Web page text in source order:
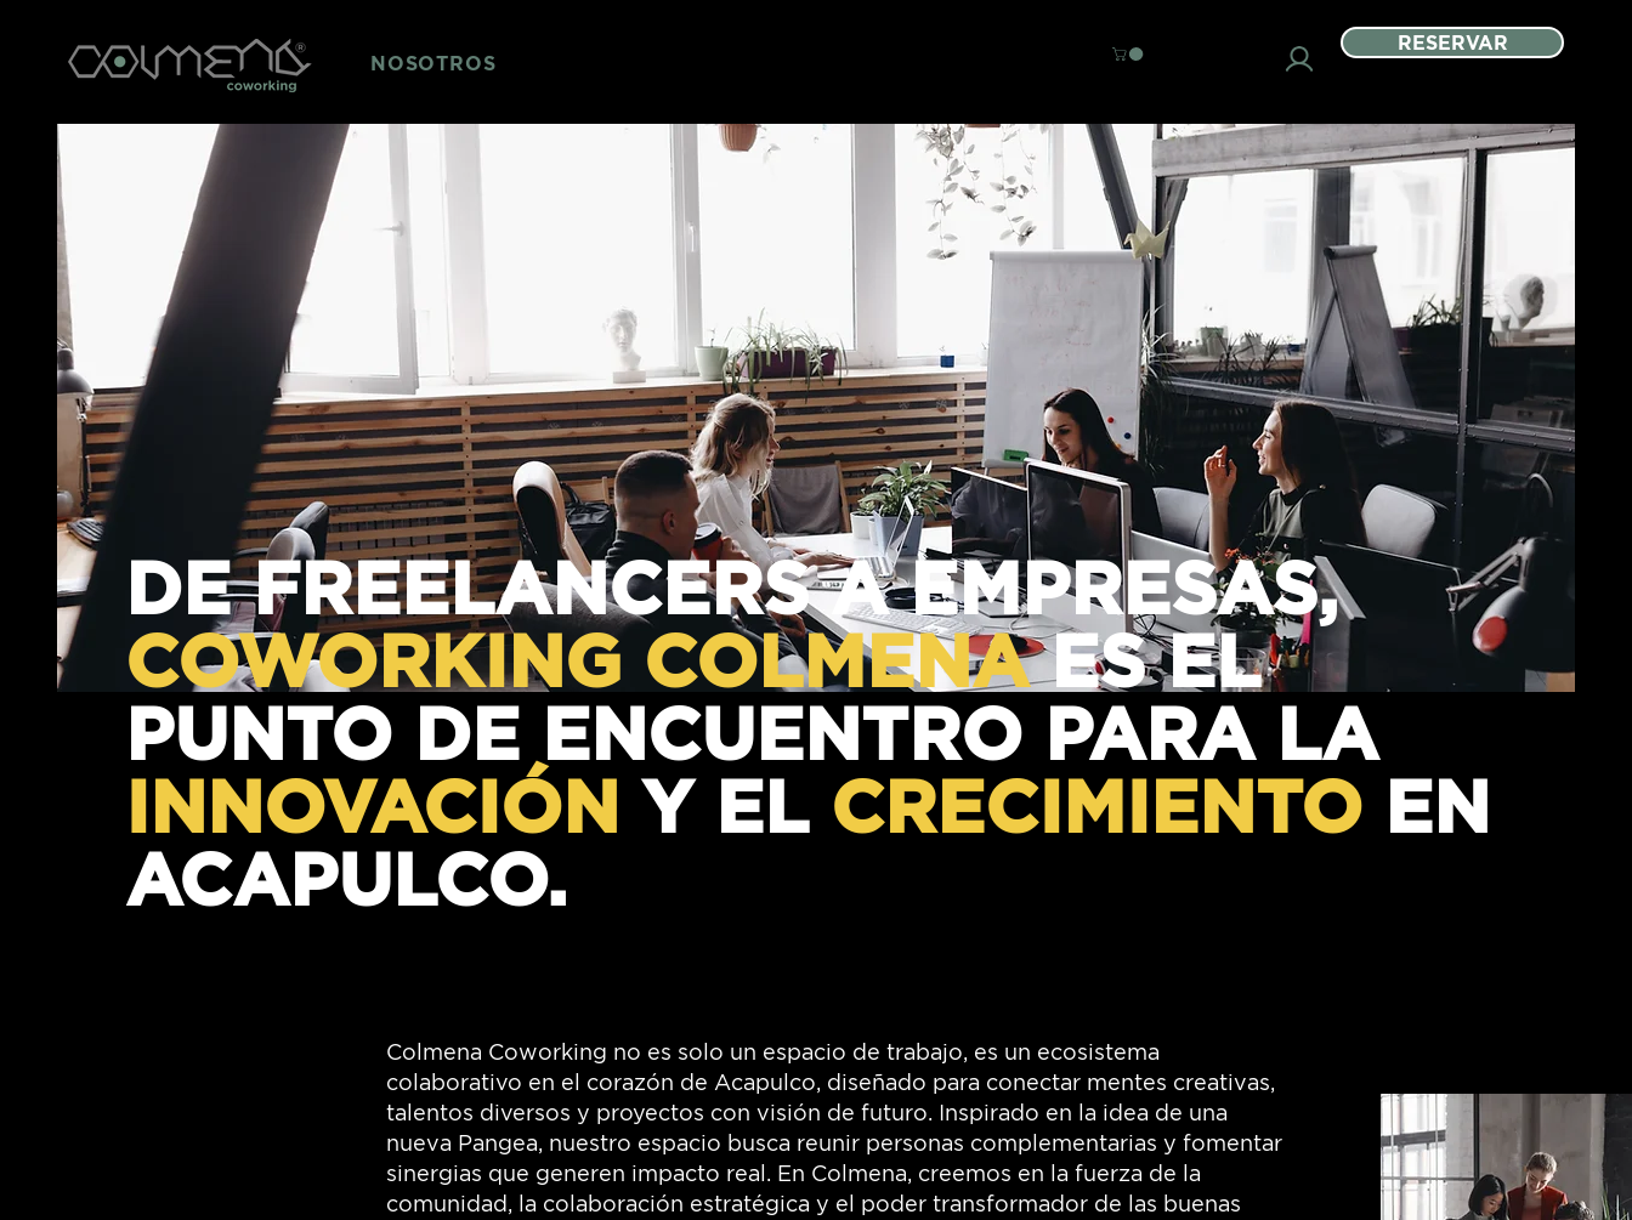
NOSOTROS
RESERVAR
DE FREELANCERS A EMPRESAS,
COWORKING COLMENAES EL
PUNTO DE ENCUENTRO PARA LA
INNOVACIÓN Y EL CRECIMIENTO EN
ACAPULCO.
Colmena Coworking no es solo un espacio de trabajo, es un ecosistema
colaborativo en el corazón de Acapulco, diseñado para conectar mentes creativas,
talentos diversos y proyectos con visión de futuro. Inspirado en la idea de una
nueva Pangea, nuestro espacio busca reunir personas complementarias y fomentar
sinergias que generen impacto real. En Colmena, creemos en la fuerza de la
comunidad, la colaboración estratégica y el poder transformador de las buenas